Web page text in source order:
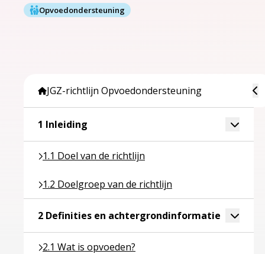
Opvoedondersteuning
JGZ-richtlijn Opvoedondersteuning
1 Inleiding Toggle
1.1 Doel van de richtlijn
Ga naar pagina over 1.1 Doel van de richtlijn
1.2 Doelgroep van de richtlijn
Ga naar pagina over 1.2 Doelgroep van de richtlijn
2 Definities en achtergrondinformatie Ga
Toggle
2.1 Wat is opvoeden?
Ga naar pagina over 2.1 Wat is opvoeden?